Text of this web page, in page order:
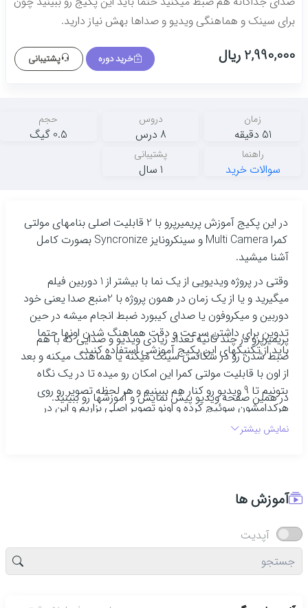
برای سینک و هماهنگی ویدیو و صداها بهش نیاز دارید.
2,990,000 ریال خرید دوره پشتیبانی
زمان
51 دقیقه
دروس
8 درس
حجم
0.5 گیگ
راهنما
سوالات خرید
پشتیبانی
1 سال
در این پکیج آموزش پریمیرپرو با 2 قابلیت اصلی بنامهای مولتی
کمرا Multi Camera و سینکرونایز Syncronize بصورت کامل
آشنا میشید.
وقتی در پروژه ویدیویی از یک نما با بیشتر از 1 دوربین فیلم
میگیرید و یا از یک زمان در همون پروژه با 2منبع صدا یعنی خود
دوربین و میکروفون یا صدای کیبورد ضبط انجام میشه در حین
تدوین برای داشتن سرعت و دقت هماهنگ شدن اونها حتما
باید از تکنیکهای این پکیج آموزشی استفاده کنید.
پریمیرپرو در چند ثانیه تعداد زیادی ویدیو و صدایی که با هم
ضبط شدن رو در سکانس سینک میکنه یا هماهنگ میکنه و بعد
از اون با قابلیت مولتی کمرا این امکان رو میده تا در یک نگاه
بتونیم تا 9 ویدیو رو کنار هم ببینیم و هر لحظه تصویر رو روی
هرکدامشون سوئیچ کرده و اونو تصویر اصلی بزاریم و این در
حالیه که همه اون ویدیوها با اصلی ترین صدا که معمولا با
در همین صفحه ویدیو پیش نمایش و آموزشها رو ببینید.
نمایش بیشتر
آموزش ها
آپدیت